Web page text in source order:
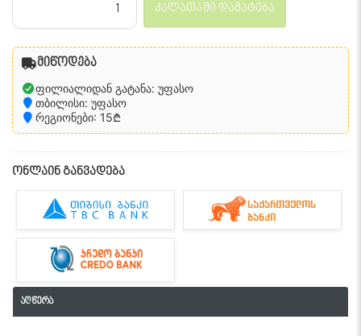
კალათაში დამატება
მიწოდება
ფილიალიდან გატანა: უფასო
თბილისი: უფასო
რეგიონები: 15₾
ონლაინ განვადება
აღწერა